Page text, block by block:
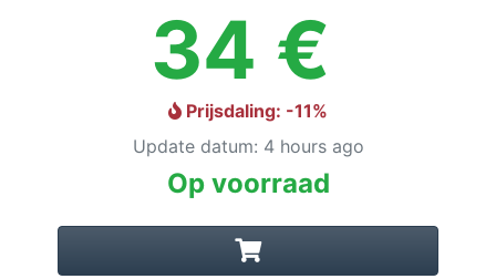
34 €
Prijsdaling: -11%
Update datum: 4 hours ago
Op voorraad